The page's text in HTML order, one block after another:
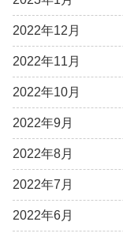
2022年12月
2022年11月
2022年10月
2022年9月
2022年8月
2022年7月
2022年6月